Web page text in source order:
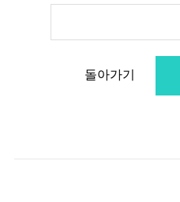
돌아가기